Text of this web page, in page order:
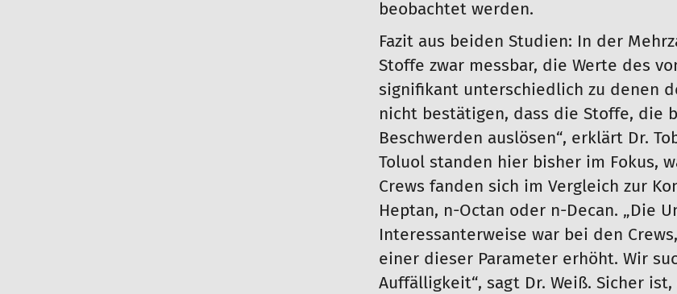
beobachtet werden.
Fazit aus beiden Studien: In der
Stoffe zwar messbar, die Werte des
signifikant unterschiedlich zu denen
nicht bestätigen, dass die Stoffe, die
Beschwerden auslösen“, erklärt Dr.
Toluol standen hier bisher im Fokus,
Crews fanden sich im Vergleich zur
Heptan, n-Octan oder n-Decan. „Die
Interessanterweise war bei den
einer dieser Parameter erhöht. Wir
Auffälligkeit“, sagt Dr. Weiß. Sicher